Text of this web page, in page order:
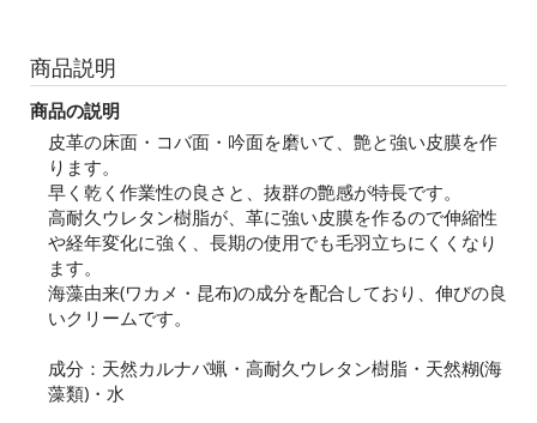
商品説明
商品の説明
皮革の床面・コバ面・吟面を磨いて、艶と強い皮膜を作
ります。
早く乾く作業性の良さと、抜群の艶感が特長です。
高耐久ウレタン樹脂が、革に強い皮膜を作るので伸縮性
や経年変化に強く、長期の使用でも毛羽立ちにくくなり
ます。
海藻由来(ワカメ・昆布)の成分を配合しており、伸びの良
いクリームです。
成分：天然カルナバ蝋・高耐久ウレタン樹脂・天然糊(海
藻類)・水